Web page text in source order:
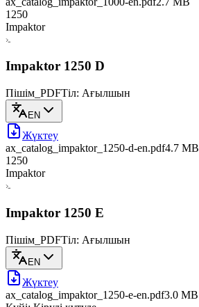
1250
Impaktor
Impaktor 1250 D
Пішім_PDFТіл: Ағылшын
EN
Жүктеу
ax_catalog_impaktor_1250-d-en.pdf4.7 MB
1250
Impaktor
Impaktor 1250 E
Пішім_PDFТіл: Ағылшын
EN
Жүктеу
ax_catalog_impaktor_1250-e-en.pdf3.0 MB